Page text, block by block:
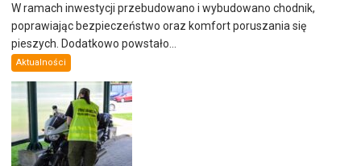
W ramach inwestycji przebudowano i wybudowano chodnik,
poprawiając bezpieczeństwo oraz komfort poruszania się
pieszych. Dodatkowo powstało...
Aktualności